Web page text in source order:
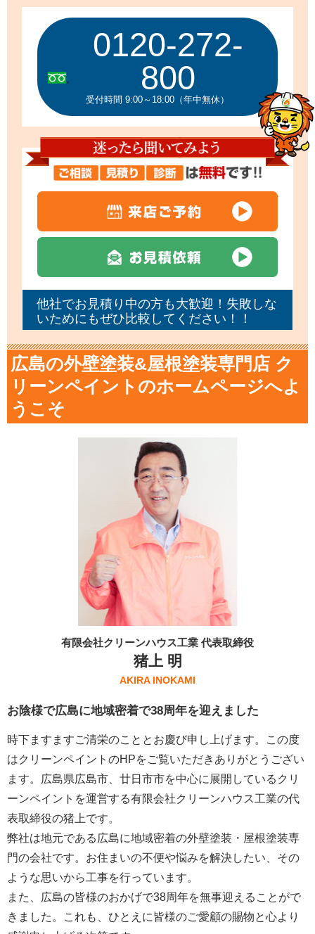
0120-272-
800
受付時間 9:00～18:00（年中無休）
他社でお見積り中の方も大歓迎！失敗しな
いためにもぜひ比較してください！！
広島の外壁塗装&屋根塗装専門店 ク
リーンペイントのホームページへよ
うこそ
有限会社クリーンハウス工業 代表取締役
猪上 明
AKIRA INOKAMI
お陰様で広島に地域密着で38周年を迎えました
時下ますますご清栄のこととお慶び申し上げます。この度
はクリーンペイントのHPをご覧いただきありがとうござい
ます。広島県広島市、廿日市市を中心に展開しているクリ
ーンペイントを運営する有限会社クリーンハウス工業の代
表取締役の猪上です。
弊社は地元である広島に地域密着の外壁塗装・屋根塗装専
門の会社です。お住まいの不便や悩みを解決したい、その
ような思いから工事を行っています。
また、広島の皆様のおかげで38周年を無事迎えることがで
きました。これも、ひとえに皆様のご愛顧の賜物と心より